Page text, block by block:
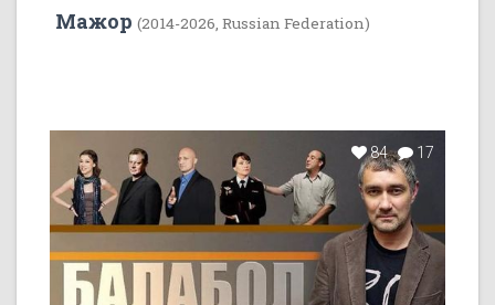
Мажор (2014-2026, Russian Federation)
84 17